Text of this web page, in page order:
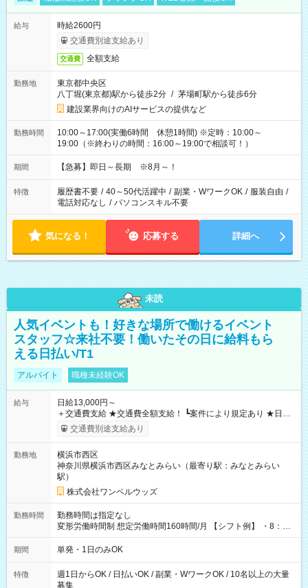
給与
時給2600円
交通費別途支給あり
交通費 全額支給
勤務地
東京都中央区
八丁堀(東京都)駅から徒歩2分 / 茅場町駅から徒歩6分
建設業界向けのAIサービスの提供など
勤務時間
10:00～17:00(実働6時間 休憩1時間) ※定時：10:00～
19:00（※終わりの時間：16:00～19:00で相談可！）
期間 【急募】即日～長期 ※8月～！
特徴 履歴書不要 / 40～50代活躍中 / 副業・WワークOK / 服装自由 /
電話対応なし / パソコンスキル不要
気になる！ 応募する 詳細へ
未読
人気イベントも！好きな場所で働けるイベント
スタッフ☆来社不要！働いたその日に給料もら
える日払い/T1
アルバイト 職種未経験OK
給与
日給13,000円～
＋交通費支給 ★交通費全額支給！ ┗案件により規定あり ★日払
いOK！（規定あり） ┗働いたその日に現金GET♪ お仕事後はコ
ンビニATMから 日払い分を引き落とせます！ 【試用期間】試
交通費別途支給あり
勤務地
横浜市西区
神奈川県横浜市西区みなとみらい（最寄り駅：みなとみらい
駅）
株式会社ワンベルウッズ
勤務時間
勤務時間は指定なし
変形労働時間制 想定労働時間160時間/月 【シフト例】 ・8：00
～21：00
期間 単発・1日のみOK
特徴
週1日からOK / 日払いOK / 副業・WワークOK / 10名以上の大量
募集